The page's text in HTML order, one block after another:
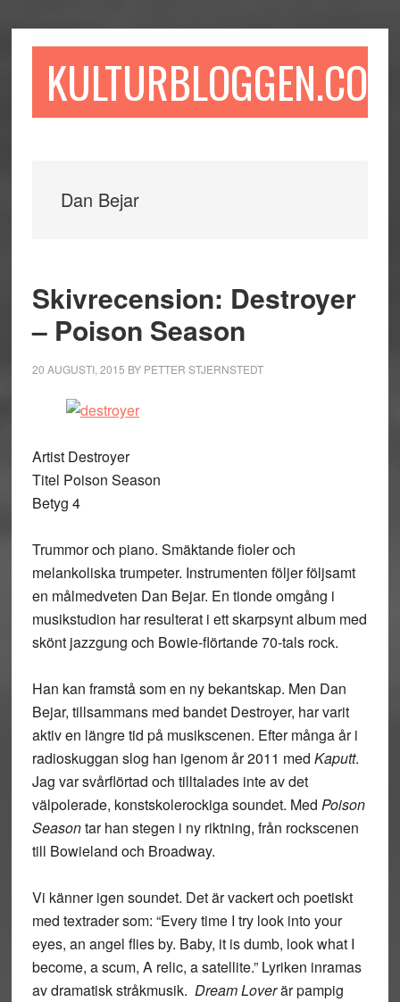
till
till
sidofältet
till
KULTURBLOGGEN.COM
Dan Bejar
Skivrecension: Destroyer
– Poison Season
20 AUGUSTI, 2015 BY PETTER STJERNSTEDT
Artist Destroyer
Titel Poison Season
Betyg 4
Trummor och piano. Smäktande fioler och
melankoliska trumpeter. Instrumenten följer följsamt
en målmedveten Dan Bejar. En tionde omgång i
musikstudion har resulterat i ett skarpsynt album med
skönt jazzgung och Bowie-flörtande 70-tals rock.
Han kan framstå som en ny bekantskap. Men Dan
Bejar, tillsammans med bandet Destroyer, har varit
aktiv en längre tid på musikscenen. Efter många år i
radioskuggan slog han igenom år 2011 med Kaputt.
Jag var svårflörtad och tilltalades inte av det
välpolerade, konstskolerockiga soundet. Med Poison
Seasontar han stegen i ny riktning, från rockscenen
till Bowieland och Broadway.
Vi känner igen soundet. Det är vackert och poetiskt
med textrader som: “Every time I try look into your
eyes, an angel flies by. Baby, it is dumb, look what I
become, a scum, A relic, a satellite.” Lyriken inramas
av dramatisk stråkmusik. Dream Loverär pampig